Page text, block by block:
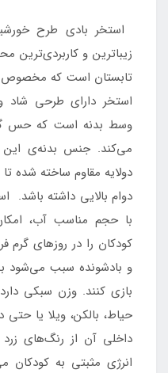
زیباترین و کاربردی‌ترین
تابستان است که
استخر دارای طرحی شاد
وسط بدنه است که حس
دولایه‌ مقاوم ساخته شده
با حجم مناسب آب،
کودکان را در روزهای گرم
و بادشونده سبب می‌شود
بازی کنند. وزن سبکی
حیاط، بالکن، ویلا یا
داخلی آن از رنگ‌های
انرژی مثبتی به کودکان